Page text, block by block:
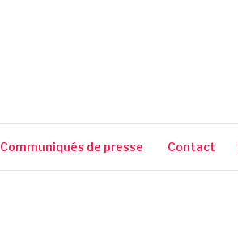
Communiqués de presse Contact